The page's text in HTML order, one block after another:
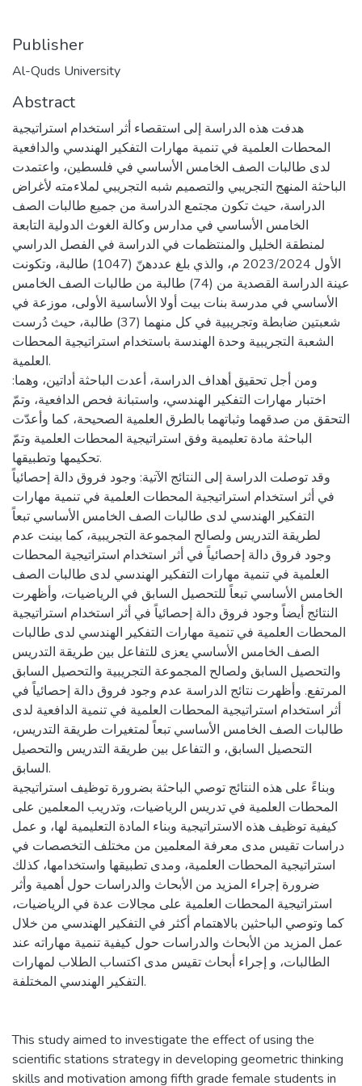
Publisher
Al-Quds University
Abstract
هدفت هذه الدراسة إلى استقصاء أثر استخدام استراتيجية
المحطات العلمية في تنمية مهارات التفكير الهندسي والدافعية
لدى طالبات الصف الخامس الأساسي في فلسطين، واعتمدت
الباحثة المنهج التجريبي والتصميم شبه التجريبي لملاءمته لأغراض
الدراسة، حيث تكون مجتمع الدراسة من جميع طالبات الصف
الخامس الأساسي في مدارس وكالة الغوث الدولية التابعة
لمنطقة الخليل والمنتظمات في الدراسة في الفصل الدراسي
الأول 2023/2024 م، والذي بلغ عددهنّ (1047) طالبة، وتكونت
عينة الدراسة القصدية من (74) طالبة من طالبات الصف الخامس
الأساسي في مدرسة بنات بيت أولا الأساسية الأولى، موزعة في
شعبتين ضابطة وتجريبية في كل منهما (37) طالبة، حيث دُرست
الشعبة التجريبية وحدة الهندسة باستخدام استراتيجية المحطات
العلمية.
ومن أجل تحقيق أهداف الدراسة، أعدت الباحثة أداتين، وهما:
اختبار مهارات التفكير الهندسي، واستبانة فحص الدافعية، وتمّ
التحقق من صدقهما وثباتهما بالطرق العلمية الصحيحة، كما وأعدّت
الباحثة مادة تعليمية وفق استراتيجية المحطات العلمية وتمّ
تحكيمها وتطبيقها.
وقد توصلت الدراسة إلى النتائج الآتية: وجود فروق دالة إحصائياً
في أثر استخدام استراتيجية المحطات العلمية في تنمية مهارات
التفكير الهندسي لدى طالبات الصف الخامس الأساسي تبعاً
لطريقة التدريس ولصالح المجموعة التجريبية، كما بينت عدم
وجود فروق دالة إحصائياً في أثر استخدام استراتيجية المحطات
العلمية في تنمية مهارات التفكير الهندسي لدى طالبات الصف
الخامس الأساسي تبعاً للتحصيل السابق في الرياضيات، وأظهرت
النتائج أيضاً وجود فروق دالة إحصائياً في أثر استخدام استراتيجية
المحطات العلمية في تنمية مهارات التفكير الهندسي لدى طالبات
الصف الخامس الأساسي يعزى للتفاعل بين طريقة التدريس
والتحصيل السابق ولصالح المجموعة التجريبية والتحصيل السابق
المرتفع. وأظهرت نتائج الدراسة عدم وجود فروق دالة إحصائياً في
أثر استخدام استراتيجية المحطات العلمية في تنمية الدافعية لدى
طالبات الصف الخامس الأساسي تبعاً لمتغيرات طريقة التدريس،
التحصيل السابق، و التفاعل بين طريقة التدريس والتحصيل
السابق.
وبناءً على هذه النتائج توصي الباحثة بضرورة توظيف استراتيجية
المحطات العلمية في تدريس الرياضيات، وتدريب المعلمين على
كيفية توظيف هذه الاستراتيجية وبناء المادة التعليمية لها، و عمل
دراسات تقيس مدى معرفة المعلمين من مختلف التخصصات في
استراتيجية المحطات العلمية، ومدى تطبيقها واستخدامها، كذلك
ضرورة إجراء المزيد من الأبحاث والدراسات حول أهمية وأثر
استراتيجية المحطات العلمية على مجالات عدة في الرياضيات،
كما وتوصي الباحثين بالاهتمام أكثر في التفكير الهندسي من خلال
عمل المزيد من الأبحاث والدراسات حول كيفية تنمية مهاراته عند
الطالبات، و إجراء أبحاث تقيس مدى اكتساب الطلاب لمهارات
التفكير الهندسي المختلفة.
This study aimed to investigate the effect of using the
scientific stations strategy in developing geometric thinking
skills and motivation among fifth grade female students in